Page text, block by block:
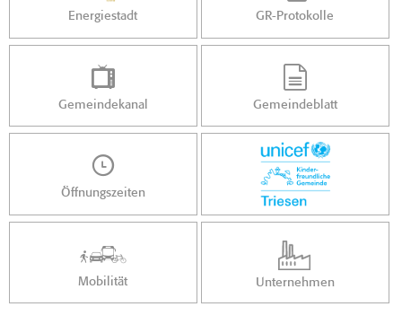
Energiestadt GR-Protokolle
Gemeindekanal Gemeindeblatt
Öffnungszeiten
Mobilität Unternehmen